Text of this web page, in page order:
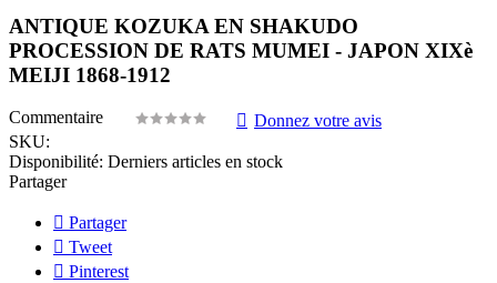
ANTIQUE KOZUKA EN SHAKUDO
PROCESSION DE RATS MUMEI - JAPON XIXè
MEIJI 1868-1912
Commentaire
Donnez votre avis
SKU:
Disponibilité: Derniers articles en stock
Partager
Partager
Tweet
Pinterest